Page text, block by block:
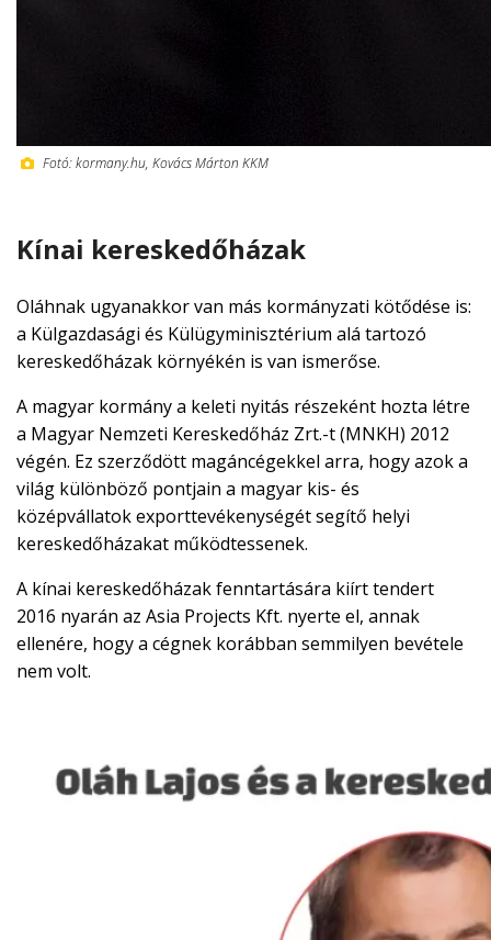
Fotó: kormany.hu, Kovács Márton KKM
Kínai kereskedőházak
Oláhnak ugyanakkor van más kormányzati kötődése is:
a Külgazdasági és Külügyminisztérium alá tartozó
kereskedőházak környékén is van ismerőse.
A magyar kormány a keleti nyitás részeként hozta létre
a Magyar Nemzeti Kereskedőház Zrt.-t (MNKH) 2012
végén. Ez szerződött magáncégekkel arra, hogy azok a
világ különböző pontjain a magyar kis- és
középvállatok exporttevékenységét segítő helyi
kereskedőházakat működtessenek.
A kínai kereskedőházak fenntartására kiírt tendert
2016 nyarán az Asia Projects Kft. nyerte el, annak
ellenére, hogy a cégnek korábban semmilyen bevétele
nem volt.